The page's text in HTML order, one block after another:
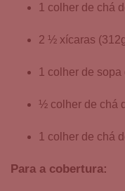
1 colher de chá
2 ½ xícaras
1 colher de sopa
½ colher de chá
1 colher de chá
Para a cobertura: